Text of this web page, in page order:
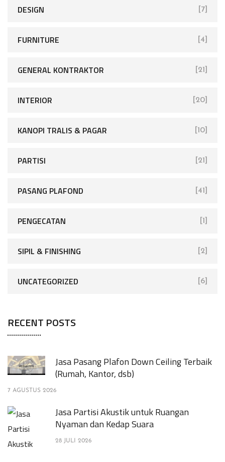
DESIGN [7]
FURNITURE [4]
GENERAL KONTRAKTOR [21]
INTERIOR [20]
KANOPI TRALIS & PAGAR [10]
PARTISI [21]
PASANG PLAFOND [41]
PENGECATAN [1]
SIPIL & FINISHING [2]
UNCATEGORIZED [6]
RECENT POSTS
Jasa Pasang Plafon Down Ceiling Terbaik
(Rumah, Kantor, dsb)
7 AGUSTUS 2026
Jasa Partisi Akustik untuk Ruangan
Nyaman dan Kedap Suara
28 JULI 2026